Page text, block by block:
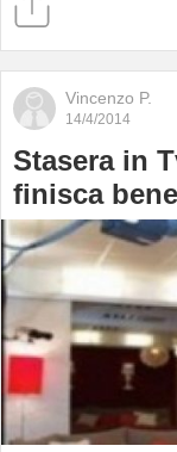
Vincenzo P.
14/4/2014
Stasera in
finisca